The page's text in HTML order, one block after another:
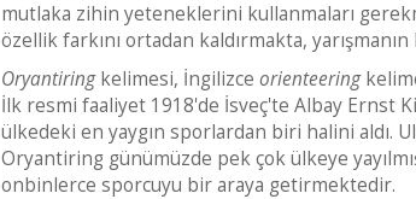
mutlaka zihin yeteneklerini kullanmaları
özellik farkını ortadan kaldırmakta,
Oryantiringkelimesi, İngilizce orienteering
İlk resmi faaliyet 1918'de İsveç'te Albay Ernst
ülkedeki en yaygın sporlardan biri halini aldı.
Oryantiring günümüzde pek çok ülkeye
onbinlerce sporcuyu bir araya getirmektedir.